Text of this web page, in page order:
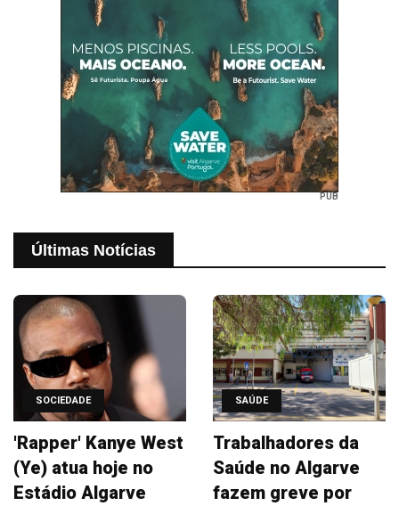
PUB
Últimas Notícias
SOCIEDADE
'Rapper' Kanye West
(Ye) atua hoje no
Estádio Algarve
SAÚDE
Trabalhadores da
Saúde no Algarve
fazem greve por